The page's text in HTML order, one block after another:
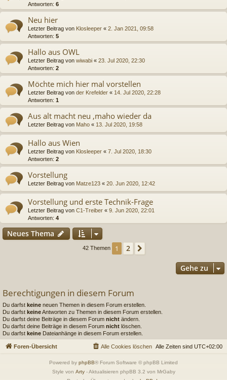
Antworten: 6
Neu hier
Letzter Beitrag von Klosleeper « 2. Jan 2021, 09:58
Antworten: 5
Hallo aus OWL
Letzter Beitrag von wiwabi « 23. Jul 2020, 22:30
Antworten: 2
Möchte mich hier mal vorstellen
Letzter Beitrag von der Krefelder « 14. Jul 2020, 22:28
Antworten: 1
Aus alt macht neu ,maho wieder da
Letzter Beitrag von Maho « 13. Jul 2020, 19:58
Hallo aus Wien
Letzter Beitrag von Klosleeper « 7. Jul 2020, 18:30
Antworten: 2
Vorstellung
Letzter Beitrag von Matze123 « 20. Jun 2020, 12:42
Vorstellung und erste Technik-Frage
Letzter Beitrag von C1-Treiber « 9. Jun 2020, 22:01
Antworten: 4
Neues Thema
42 Themen 1 2
Gehe zu
Berechtigungen in diesem Forum
Du darfst keine neuen Themen in diesem Forum erstellen.
Du darfst keineAntworten zu Themen in diesem Forum erstellen.
Du darfst deine Beiträge in diesem Forum nicht ändern.
Du darfst deine Beiträge in diesem Forum nicht löschen.
Du darfst keine Dateianhänge in diesem Forum erstellen.
Foren-Übersicht Alle Zeiten sind UTC+02:00
Alle Cookies löschen
Powered by phpBB® Forum Software © phpBB Limited
Style von Arty- Aktualisieren phpBB 3.2 von MrGaby